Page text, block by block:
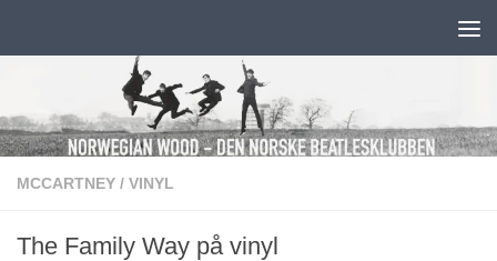
MCCARTNEY / VINYL
The Family Way på vinyl